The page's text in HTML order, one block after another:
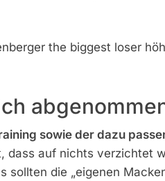
sowie der dazu
dass auf nichts verzichtet
sollten die „eigenen